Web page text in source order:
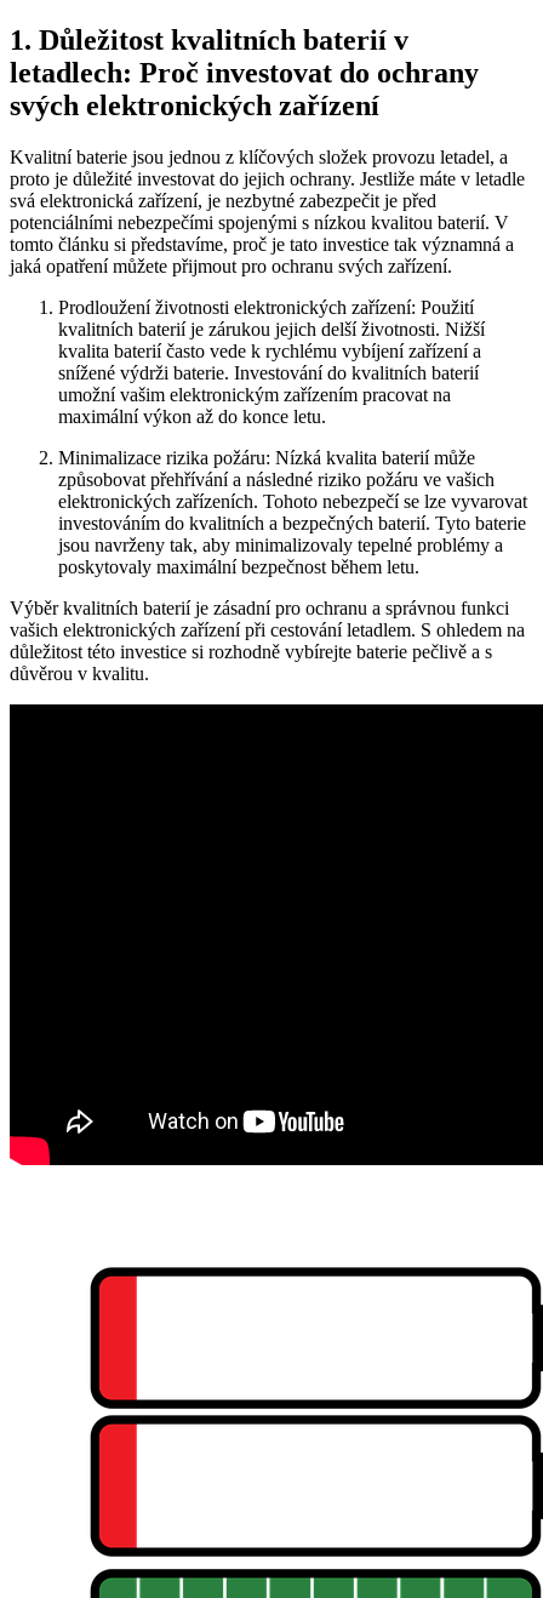
1. Důležitost kvalitních baterií v
letadlech: Proč investovat do ochrany
svých elektronických zařízení
Kvalitní baterie jsou jednou z klíčových složek provozu letadel, a
proto je důležité investovat do jejich ochrany. Jestliže máte v letadle
svá elektronická zařízení, je nezbytné zabezpečit je před
potenciálními nebezpečími spojenými s nízkou kvalitou baterií. V
tomto článku si představíme, proč je tato investice tak významná a
jaká opatření můžete přijmout pro ochranu svých zařízení.
Prodloužení životnosti elektronických zařízení: Použití
kvalitních baterií je zárukou jejich delší životnosti. Nižší
kvalita baterií často vede k rychlému vybíjení zařízení a
snížené výdrži baterie. Investování do kvalitních baterií
umožní vašim elektronickým zařízením pracovat na
maximální výkon až do konce letu.
Minimalizace rizika požáru: Nízká kvalita baterií může
způsobovat přehřívání a následné riziko požáru ve vašich
elektronických zařízeních. Tohoto nebezpečí se lze vyvarovat
investováním do kvalitních a bezpečných baterií. Tyto baterie
jsou navrženy tak, aby minimalizovaly tepelné problémy a
poskytovaly maximální bezpečnost během letu.
Výběr kvalitních baterií je zásadní pro ochranu a správnou funkci
vašich elektronických zařízení při cestování letadlem. S ohledem na
důležitost této investice si rozhodně vybírejte baterie pečlivě a s
důvěrou v kvalitu.